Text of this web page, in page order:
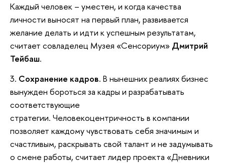
Каждый человек – уместен, и когда качества
личности выносят на первый план, развивается
желание делать и идти к успешным результатам,
считает совладелец Музея «Сенсориум» Дмитрий
Тейбаш.
3. Сохранение кадров. В нынешних реалиях бизнес
вынужден бороться за кадры и разрабатывать
соответствующие
стратегии. Человекоцентричность в компании
позволяет каждому чувствовать себя значимым и
счастливым, раскрывать свой талант и не задумывать
о смене работы, считает лидер проекта «Дневники